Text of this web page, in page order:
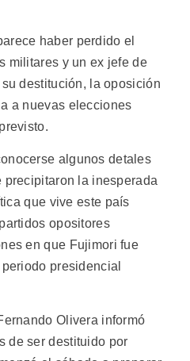
haber perdido el
militares y un ex jefe de
destitución, la oposición
a nuevas elecciones
algunos detales
la inesperada
que vive este país
opositores
en que Fujimori fue
presidencial
Olivera informó
de ser destituido por